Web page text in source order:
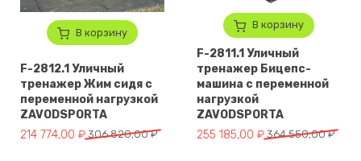
В корзину
F-2812.1 Уличный
тренажер Жим сидя с
переменной нагрузкой
ZAVODSPORTA
306 820,00₽
Первоначальная цена составляла 306 820,00 ₽.
214 774,00 ₽
Текущая цена: 214 774,00 ₽.
В корзину
F-2811.1 Уличный
тренажер Бицепс-
машина с переменной
нагрузкой
ZAVODSPORTA
364 550,00₽
Первоначальная цена
255 185,00 ₽
Текущая цена: 255 185,00 ₽.